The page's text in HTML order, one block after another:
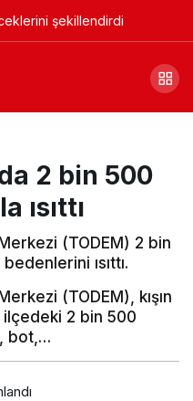
şekillendirdi
2 bin 500
ısıttı
(TODEM) 2 bin
ısıttı.
(TODEM), kışın
2 bin 500
bot,…
kaza kafaları